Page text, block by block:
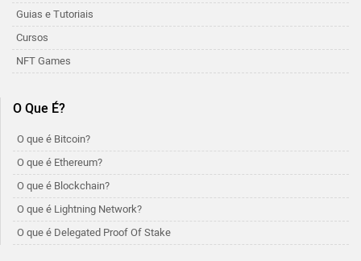
Guias e Tutoriais
Cursos
NFT Games
O Que É?
O que é Bitcoin?
O que é Ethereum?
O que é Blockchain?
O que é Lightning Network?
O que é Delegated Proof Of Stake